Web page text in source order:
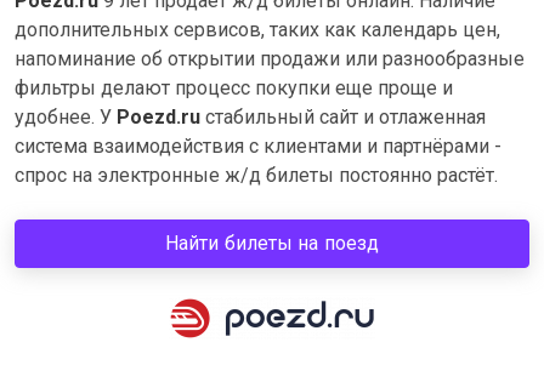
дополнительных сервисов, таких как календарь цен,
напоминание об открытии продажи или разнообразные
фильтры делают процесс покупки еще проще и
удобнее. У Poezd.ru cтабильный сайт и отлаженная
система взаимодействия с клиентами и партнёрами -
спрос на электронные ж/д билеты постоянно растёт.
Найти билеты на поезд